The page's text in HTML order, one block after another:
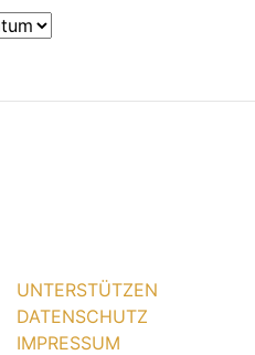
UNTERSTÜTZEN
DATENSCHUTZ
IMPRESSUM